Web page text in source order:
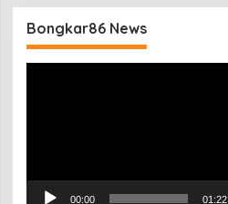
Bongkar86 News
00:00 01:22